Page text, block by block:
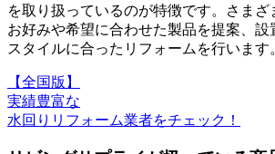
を取り扱っているのが特徴です。さまざ
お好みや希望に合わせた製品を提案、設
スタイルに合ったリフォームを行います
【全国版】
実績豊富な
水回りリフォーム業者をチェック！